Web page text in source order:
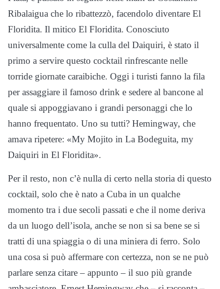
Ribalaigua che lo ribattezzò, facendolo diventare El
Floridita. Il mitico El Floridita. Conosciuto
universalmente come la culla del Daiquiri, è stato il
primo a servire questo cocktail rinfrescante nelle
torride giornate caraibiche. Oggi i turisti fanno la fila
per assaggiare il famoso drink e sedere al bancone al
quale si appoggiavano i grandi personaggi che lo
hanno frequentato. Uno su tutti? Hemingway, che
amava ripetere: «My Mojito in La Bodeguita, my
Daiquiri in El Floridita».
Per il resto, non c’è nulla di certo nella storia di questo
cocktail, solo che è nato a Cuba in un qualche
momento tra i due secoli passati e che il nome deriva
da un luogo dell’isola, anche se non si sa bene se si
tratti di una spiaggia o di una miniera di ferro. Solo
una cosa si può affermare con certezza, non se ne può
parlare senza citare – appunto – il suo più grande